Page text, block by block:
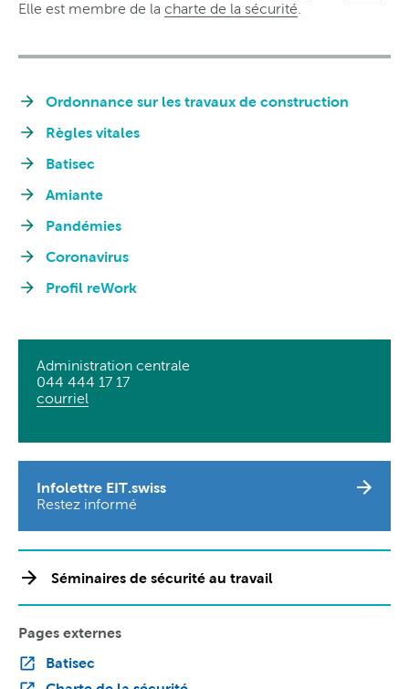
Elle est membre de la charte de la sécurité
Ordonnance sur les travaux de construction
Règles vitales
Batisec
Amiante
Pandémies
Coronavirus
Profil reWork
Administration centrale
044 444 17 17
courriel
Infolettre EIT.swiss
Restez informé
Séminaires de sécurité au travail
Pages externes
Batisec